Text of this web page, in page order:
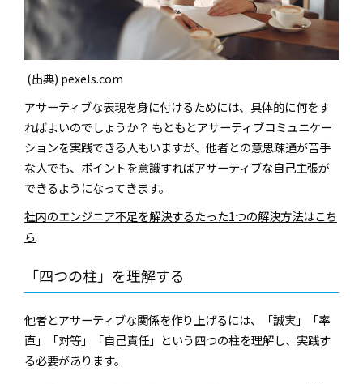
(出典) pexels.com
アサーティブな表現を身に付けるためには、具体的に何をす
ればよいのでしょうか？ もともとアサーティブコミュニケー
ションを実践できる人もいますが、他者との意思疎通が苦手
な人でも、ポイントを意識すればアサーティブな自己主張が
できるようになってきます。
社内のエンジニア不⾜を解決するたった1つの解決⽅法はこち
ら
「四つの柱」を理解する
他者とアサーティブな関係を作り上げるには、「誠実」「率
直」「対等」「自己責任」という四つの柱を理解し、実践す
る必要があります。